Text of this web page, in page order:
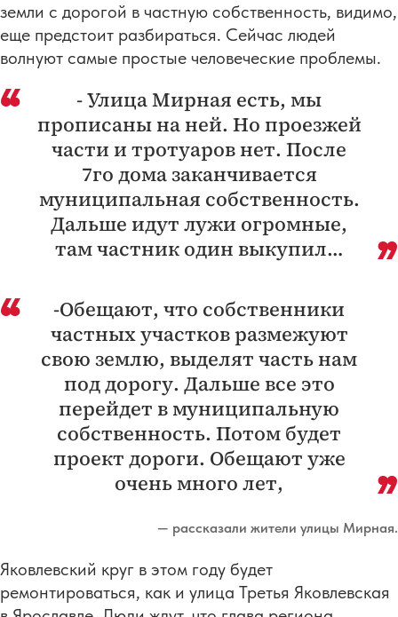
земли с дорогой в частную собственность, видимо,
еще предстоит разбираться. Сейчас людей
волнуют самые простые человеческие проблемы.
- Улица Мирная есть, мы
прописаны на ней. Но проезжей
части и тротуаров нет. После
7го дома заканчивается
муниципальная собственность.
Дальше идут лужи огромные,
там частник один выкупил…
-Обещают, что собственники
частных участков размежуют
свою землю, выделят часть нам
под дорогу. Дальше все это
перейдет в муниципальную
собственность. Потом будет
проект дороги. Обещают уже
очень много лет,
— рассказали жители улицы Мирная.
Яковлевский круг в этом году будет
ремонтироваться, как и улица Третья Яковлевская